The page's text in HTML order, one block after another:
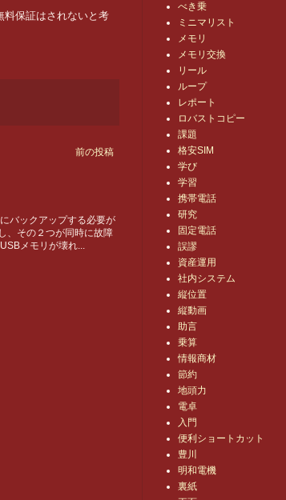
料保証はされないと考
前の投稿
バックアップする必要が
、その２つが同時に故障
メモリが壊れ...
べき乗
ミニマリスト
メモリ
メモリ交換
リール
ループ
レポート
ロバストコピー
課題
格安SIM
学び
学習
携帯電話
研究
固定電話
誤謬
資産運用
社内システム
縦位置
縦動画
助言
乗算
情報商材
節約
地頭力
電卓
入門
便利ショートカット
豊川
明和電機
裏紙